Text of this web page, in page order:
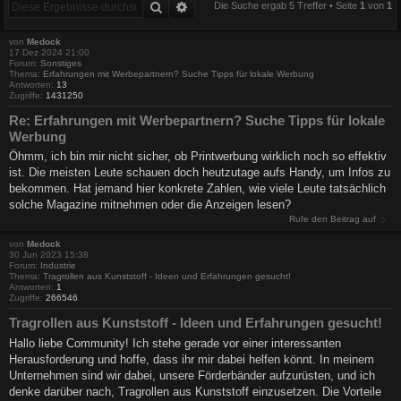
Suche Erweiterte Suche
Die Suche ergab 5 Treffer • Seite 1von 1
von Medock
17 Dez 2024 21:00
Forum: Sonstiges
Thema: Erfahrungen mit Werbepartnern? Suche Tipps für lokale Werbung
Antworten: 13
Zugriffe: 1431250
Re: Erfahrungen mit Werbepartnern? Suche Tipps für lokale
Werbung
Öhmm, ich bin mir nicht sicher, ob Printwerbung wirklich noch so effektiv
ist. Die meisten Leute schauen doch heutzutage aufs Handy, um Infos zu
bekommen. Hat jemand hier konkrete Zahlen, wie viele Leute tatsächlich
solche Magazine mitnehmen oder die Anzeigen lesen?
Rufe den Beitrag auf
von Medock
30 Jun 2023 15:38
Forum:
Industrie
Thema: Tragrollen aus Kunststoff - Ideen und Erfahrungen gesucht!
Antworten: 1
Zugriffe: 266546
Tragrollen aus Kunststoff - Ideen und Erfahrungen gesucht!
Hallo liebe Community! Ich stehe gerade vor einer interessanten
Herausforderung und hoffe, dass ihr mir dabei helfen könnt. In meinem
Unternehmen sind wir dabei, unsere Förderbänder aufzurüsten, und ich
denke darüber nach, Tragrollen aus Kunststoff einzusetzen. Die Vorteile